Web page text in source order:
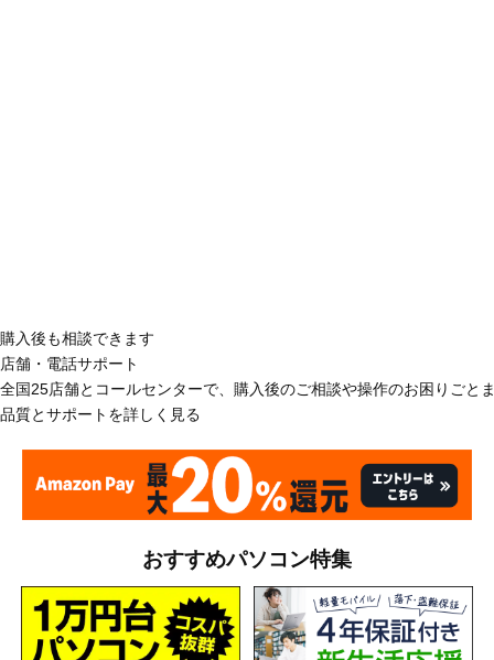
購入後も相談できます
店舗・電話サポート
全国25店舗とコールセンターで、購入後のご相談や操作のお困りごと
品質とサポートを詳しく見る
おすすめパソコン特集